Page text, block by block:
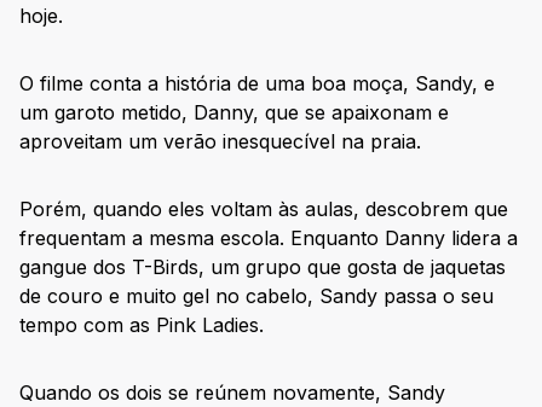
hoje.
O filme conta a história de uma boa moça, Sandy, e
um garoto metido, Danny, que se apaixonam e
aproveitam um verão inesquecível na praia.
Porém, quando eles voltam às aulas, descobrem que
frequentam a mesma escola. Enquanto Danny lidera a
gangue dos T-Birds, um grupo que gosta de jaquetas
de couro e muito gel no cabelo, Sandy passa o seu
tempo com as Pink Ladies.
Quando os dois se reúnem novamente, Sandy